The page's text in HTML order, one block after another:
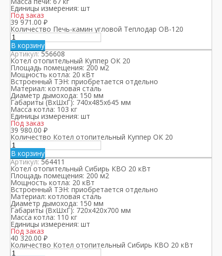
Единицы измерения: шт
Под заказ
39 971.00 ₽
Количество Печь-камин угловой Теплодар ОВ-120
В корзину
Артикул:556608
Котел отопительный Куппер ОК 20
Площадь помещения: 200 м2
Мощность котла: 20 кВт
Встроенный ТЭН: приобретается отдельно
Материал: котловая сталь
Диаметр дымохода: 150 мм
Габариты (ВхШхГ): 740х485х645 мм
Масса котла: 103 кг
Единицы измерения: шт
Под заказ
39 980.00 ₽
Количество Котел отопительный Куппер ОК 20
В корзину
Артикул:564411
Котел отопительный Сибирь КВО 20 кВт
Площадь помещения: 200 м2
Мощность котла: 20 кВт
Встроенный ТЭН: приобретается отдельно
Материал: котловая сталь
Диаметр дымохода: 150 мм
Габариты (ВхШхГ): 720х420х700 мм
Масса котла: 110 кг
Единицы измерения: шт
Под заказ
40 320.00 ₽
Количество Котел отопительный Сибирь КВО 20 кВт